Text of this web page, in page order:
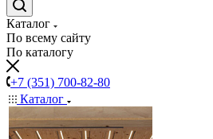
Каталог
По всему сайту
По каталогу
+7 (351) 700-82-80
Каталог